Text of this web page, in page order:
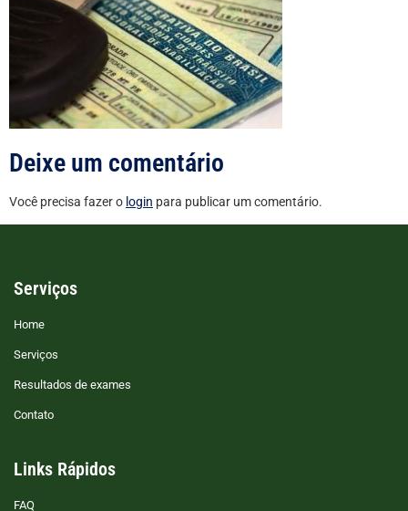
Deixe um comentário
Você precisa fazer o login para publicar um comentário.
Serviços
Home
Serviços
Resultados de exames
Contato
Links Rápidos
FAQ